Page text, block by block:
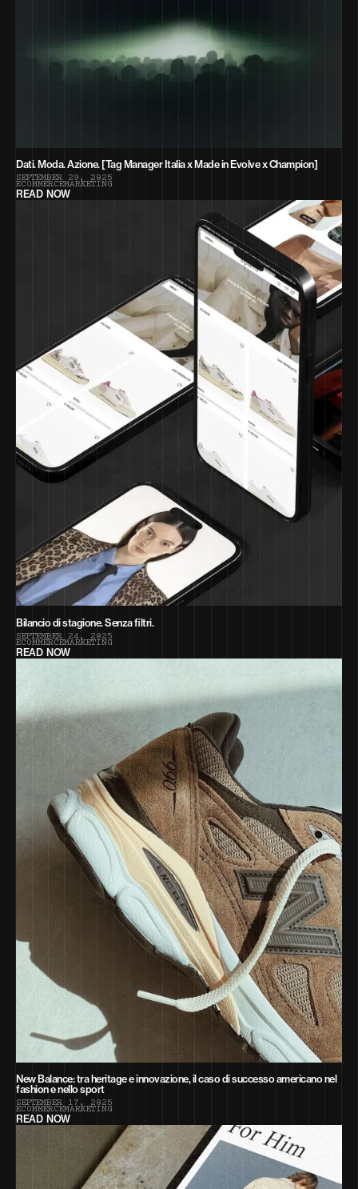
Dati. Moda. Azione. [Tag Manager Italia x Made in Evolve x Champion]
SEPTEMBER 2 9 , 2 0 2 5
EC OMMERCEMARKETIN G
READ NOW
Bilancio di stagione. Senza filtri.
SEPTEMBER 24 , 2 0 2 5
EC OMMERCEMARKETING
READ NOW
New Balance: tra heritage e innovazione, il caso di successo americano nel
fashion e nello sport
SEPTEMBER 1 7 , 2 0 2 5
EC OMMERCEMARKETIN G
READ NOW